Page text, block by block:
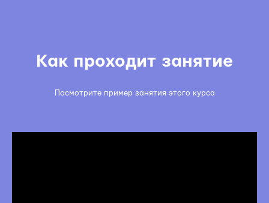
Как проходит занятие
Посмотрите пример занятия этого курса